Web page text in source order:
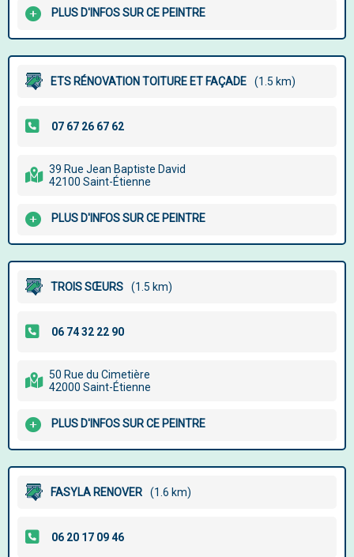
PLUS D'INFOS SUR CE PEINTRE
ETS RÉNOVATION TOITURE ET FAÇADE (1.5 km)
39 Rue Jean Baptiste David
42100 Saint-Étienne
PLUS D'INFOS SUR CE PEINTRE
TROIS SŒURS (1.5 km)
50 Rue du Cimetière
42000 Saint-Étienne
PLUS D'INFOS SUR CE PEINTRE
FASYLA RENOVER (1.6 km)